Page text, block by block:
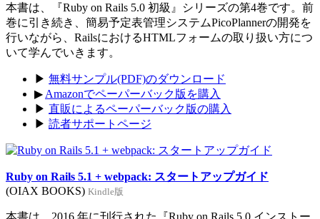
本書は、『Ruby on Rails 5.0 初級』シリーズの第4巻です。前
巻に引き続き、簡易予定表管理システムPicoPlannerの開発を
行いながら、RailsにおけるHTMLフォームの取り扱い方につ
いて学んでいきます。
▶ 無料サンプル(PDF)のダウンロード
▶ Amazonでペーパーバック版を購入
▶ 直販によるペーパーバック版の購入
▶ 読者サポートページ
Ruby on Rails 5.1 + webpack: スタートアップガイド
(OIAX BOOKS) Kindle版
本書は、2016 年に刊行された『Ruby on Rails 5.0 インストー